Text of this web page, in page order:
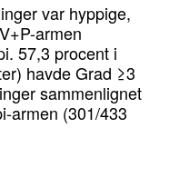
var hyppige,
armen
57,3 procent i
havde Grad ≥3
sammenlignet
armen (301/433